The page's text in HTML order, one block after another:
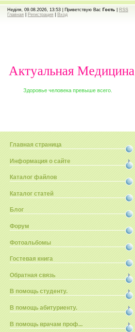
Неділя, 09.08.2026, 13:53 | Приветствую Вас Гость
RSS
Главная
Регистрация Вход
Актуальная Медицина
Здоровье человека превыше всего.
Главная страница
Информация о сайте
Каталог файлов
Каталог статей
Блог
Форум
Фотоальбомы
Гостевая книга
Обратная связь
В помощь студенту.
В помощь абитуриенту.
В помощь врачам проф...